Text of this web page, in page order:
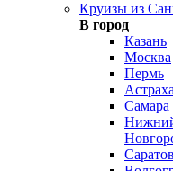
Круизы из
В город
Казань
Москва
Пермь
Самара
Саратов